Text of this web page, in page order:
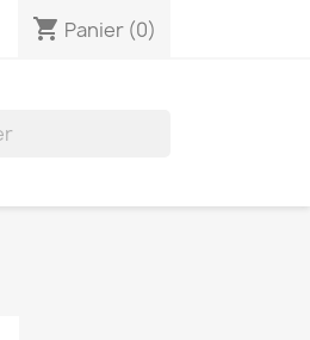
shopping_cart Panier (0)